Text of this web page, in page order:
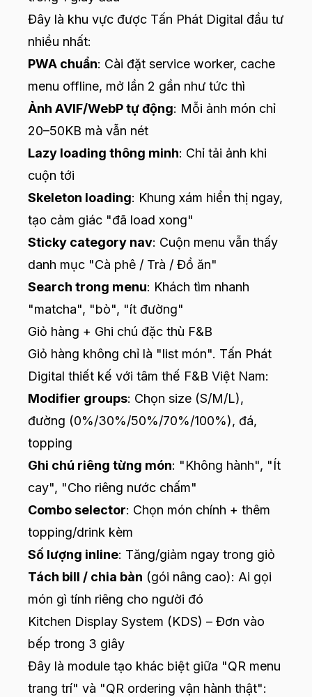
Đây là khu vực được Tấn Phát Digital đầu tư
nhiều nhất:
PWA chuẩn: Cài đặt service worker, cache
menu offline, mở lần 2 gần như tức thì
Ảnh AVIF/WebP tự động: Mỗi ảnh món chỉ
20–50KB mà vẫn nét
Lazy loading thông minh: Chỉ tải ảnh khi
cuộn tới
Skeleton loading: Khung xám hiển thị ngay,
tạo cảm giác "đã load xong"
Sticky category nav: Cuộn menu vẫn thấy
danh mục "Cà phê / Trà / Đồ ăn"
Search trong menu: Khách tìm nhanh
"matcha", "bò", "ít đường"
Giỏ hàng + Ghi chú đặc thù F&B
Giỏ hàng không chỉ là "list món". Tấn Phát
Digital thiết kế với tâm thế F&B Việt Nam:
Modifier groups: Chọn size (S/M/L),
đường (0%/30%/50%/70%/100%), đá,
topping
Ghi chú riêng từng món: "Không hành", "Ít
cay", "Cho riêng nước chấm"
Combo selector: Chọn món chính + thêm
topping/drink kèm
Số lượng inline: Tăng/giảm ngay trong giỏ
Tách bill / chia bàn (gói nâng cao): Ai gọi
món gì tính riêng cho người đó
Kitchen Display System (KDS) – Đơn vào
bếp trong 3 giây
Đây là module tạo khác biệt giữa "QR menu
trang trí" và "QR ordering vận hành thật":